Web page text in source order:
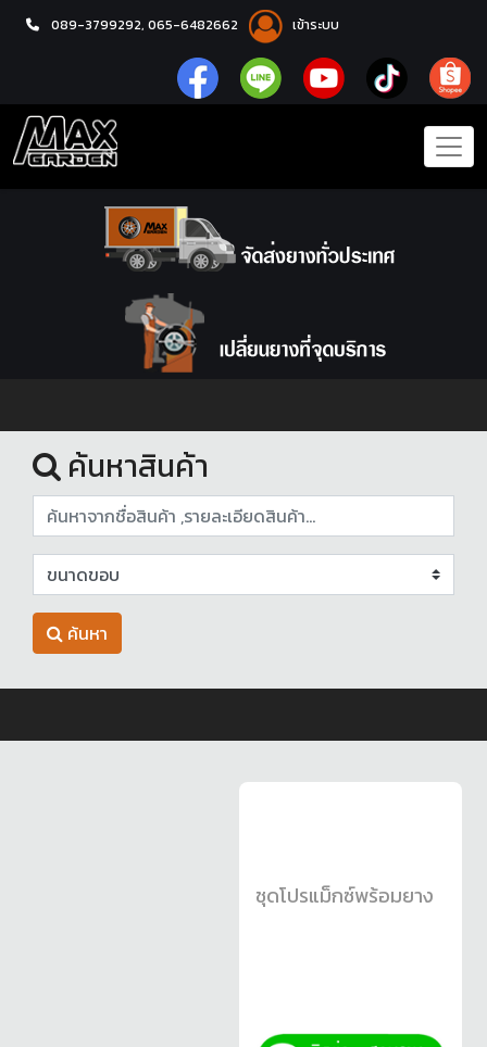
089-3799292, 065-6482662 เข้าระบบ
หน้าแรก
ค้นหาสินค้า
ค้นหา
ชุดโปรแม็กซ์พร้อมยาง